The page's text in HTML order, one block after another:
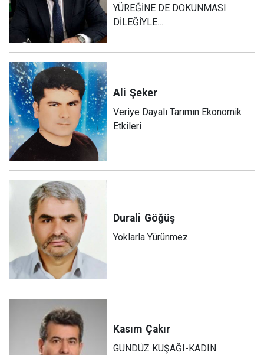
YÜREĞİNE DE DOKUNMASI
DİLEĞİYLE…
Ali Şeker
Veriye Dayalı Tarımın Ekonomik
Etkileri
Durali Göğüş
Yoklarla Yürünmez
Kasım Çakır
GÜNDÜZ KUŞAĞI-KADIN